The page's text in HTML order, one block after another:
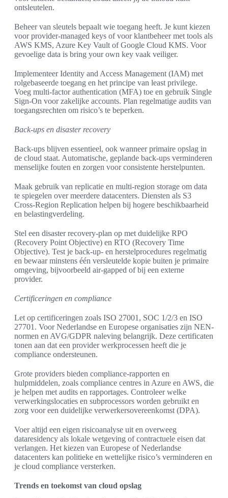
ontsleutelen.
Beheer van sleutels bepaalt wie toegang heeft. Je kunt kiezen
voor provider-managed keys of voor klantbeheer met tools als
AWS KMS, Azure Key Vault of Google Cloud KMS. Voor
gevoelige data is bring your own key vaak veiliger.
Implementeer Identity and Access Management (IAM) met
rolgebaseerde toegang en het principe van least privilege.
Voeg multi-factor authentication (MFA) toe en gebruik Single
Sign-On voor zakelijke accounts. Plan regelmatige audits van
toegangsrechten om risico’s te beperken.
Back-ups en disaster recovery
Back-ups blijven essentieel, ook wanneer primaire opslag in
de cloud staat. Automatische, geplande back-ups verminderen
menselijke fouten en zorgen voor consistente herstelpunten.
Maak gebruik van replicatie en multi-region storage om data
te spiegelen over meerdere datacenters. Diensten als S3
Cross-Region Replication helpen bij hogere beschikbaarheid
en belastingverdeling.
Stel een disaster recovery-plan op met duidelijke RPO
(Recovery Point Objective) en RTO (Recovery Time
Objective). Test je back-up- en herstelprocedures regelmatig
en bewaar minstens één versleutelde kopie buiten je primaire
omgeving, bijvoorbeeld air-gapped of bij een externe
provider.
Certificeringen en compliance
Let op certificeringen zoals ISO 27001, SOC 1/2/3 en ISO
27701. Voor Nederlandse en Europese organisaties zijn NEN-
normen en AVG/GDPR naleving belangrijk. Deze certificaten
tonen aan dat een provider werkprocessen heeft die je
compliance ondersteunen.
Grote providers bieden compliance-rapporten en
hulpmiddelen, zoals compliance centres in Azure en AWS, die
je helpen met audits en rapportages. Controleer welke
verwerkingslocaties en subprocessors worden gebruikt en
zorg voor een duidelijke verwerkersovereenkomst (DPA).
Voer altijd een eigen risicoanalyse uit en overweeg
dataresidency als lokale wetgeving of contractuele eisen dat
verlangen. Het kiezen van Europese of Nederlandse
datacenters kan politieke en wettelijke risico’s verminderen en
je cloud compliance versterken.
Trends en toekomst van cloud opslag